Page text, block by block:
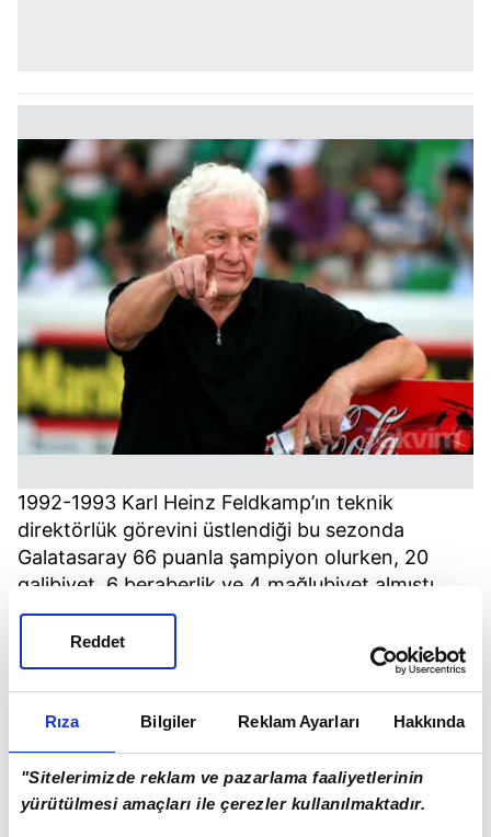
Rıza Bilgiler Reklam Ayarları Hakkında
"Sitelerimizde reklam ve pazarlama faaliyetlerinin
yürütülmesi amaçları ile çerezler kullanılmaktadır.
Reddet
1992-1993 Karl Heinz Feldkamp’ın teknik
direktörlük görevini üstlendiği bu sezonda
Galatasaray 66 puanla şampiyon olurken, 20
galibiyet, 6 beraberlik ve 4 mağlubiyet almıştı.